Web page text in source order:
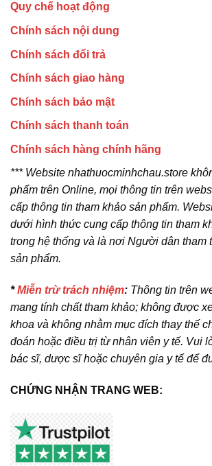
Quy chế hoạt động
Chính sách nội dung
Chính sách đổi trả
Chính sách giao hàng
Chính sách bảo mật
Chính sách thanh toán
Chính sách hàng chính hãng
*** Website nhathuocminhchau.store
phẩm trên Online, mọi thông tin trên
cấp thông tin tham khảo sản phẩm.
dưới hình thức cung cấp thông tin tham
trong hệ thống và là nơi Người dân tham
sản phẩm.
*Miễn trừ trách nhiệm: Thông tin trên
mang tính chất tham khảo; không được
khoa và không nhằm mục đích thay thế
đoán hoặc điều trị từ nhân viên y tế. Vui
bác sĩ, dược sĩ hoặc chuyên gia y tế để
CHỨNG NHẬN TRANG WEB: